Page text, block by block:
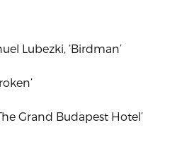
Lubezki, ‘Birdman’
Grand Budapest Hotel’